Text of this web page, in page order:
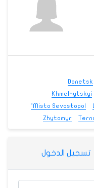
Donetsk
Khmelnytskyi
Misto Sevastopol’
Zhytomyr
تسجيل الدخول